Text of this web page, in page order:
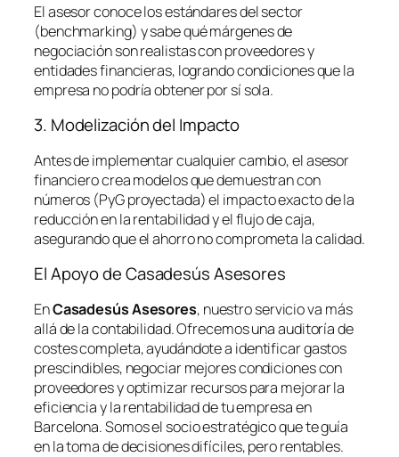
El asesor conoce los estándares del sector
(benchmarking) y sabe qué márgenes de
negociación son realistas con proveedores y
entidades financieras, logrando condiciones que la
empresa no podría obtener por sí sola.
3. Modelización del Impacto
Antes de implementar cualquier cambio, el asesor
financiero crea modelos que demuestran con
números (PyG proyectada) el impacto exacto de la
reducción en la rentabilidad y el flujo de caja,
asegurando que el ahorro no comprometa la calidad.
El Apoyo de Casadesús Asesores
EnCasadesús Asesores, nuestro servicio va más
allá de la contabilidad. Ofrecemos una auditoría de
costes completa, ayudándote a identificar gastos
prescindibles, negociar mejores condiciones con
proveedores y optimizar recursos para mejorar la
eficiencia y la rentabilidad de tu empresa en
Barcelona. Somos el socio estratégico que te guía
en la toma de decisiones difíciles, pero rentables.